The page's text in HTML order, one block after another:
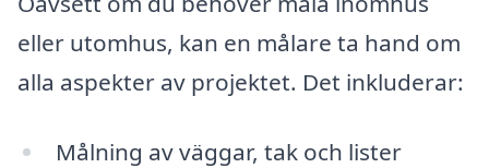
eller utomhus, kan en målare ta hand om
alla aspekter av projektet. Det inkluderar:
Målning av väggar, tak och lister